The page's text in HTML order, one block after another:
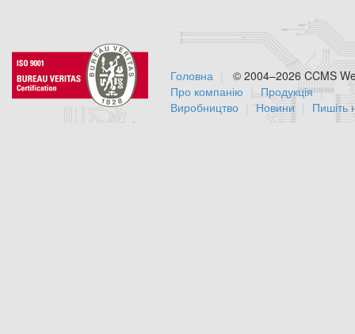
© 2004–2026 CCMS
Головна
Про компанію
Продукція
Виробництво
Новини Пишіть